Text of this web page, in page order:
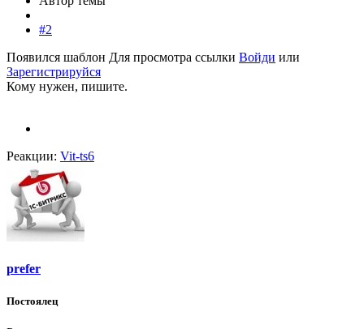
#2
Появился шаблон Для просмотра ссылки Войди или
Зарегистрируйся
Кому нужен, пишите.
Реакции: Vit-ts6
prefer
Постоялец